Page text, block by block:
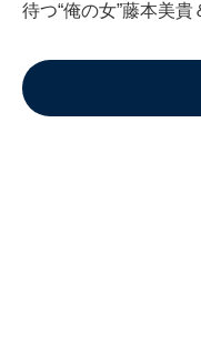
待つ“俺の女”藤本美